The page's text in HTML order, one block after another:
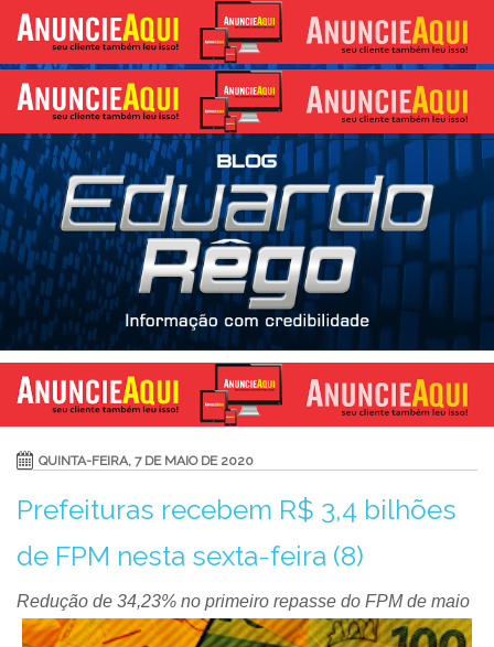
QUINTA-FEIRA, 7 DE MAIO DE 2020
Prefeituras recebem R$ 3,4 bilhões
de FPM nesta sexta-feira (8)
Redução de 34,23% no primeiro repasse do FPM de maio